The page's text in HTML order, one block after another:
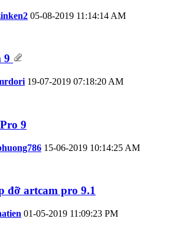
05-08-2019 11:14:14 AM
9
19-07-2019 07:18:20 AM
9
15-06-2019 10:14:25 AM
đỡ artcam pro 9.1
01-05-2019 11:09:23 PM